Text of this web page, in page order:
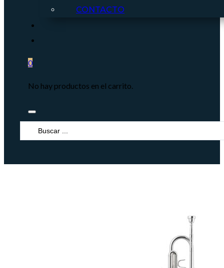
CONTACTO
0
No hay productos en el carrito.
Search
...